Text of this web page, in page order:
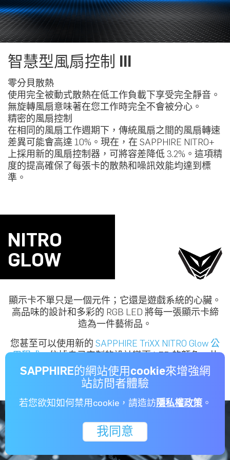
SAPPHIRE的網站使用cookie來增強網
站訪問者體驗
若您欲知如何禁用cookie，請造訪隱私權政策。
我同意
智慧型風扇控制 III
零分貝散熱
使用完全被動式散熱在低工作負載下享受完全靜音。
無旋轉風扇意味著在您工作時完全不會被分心。
精密的風扇控制
在相同的風扇工作週期下，傳統風扇之間的風扇轉速
差異可能會高達 10%。現在，在 SAPPHIRE NITRO+
上採用新的風扇控制器，可將容差降低 3.2%。這項精
度的提高確保了每張卡的散熱和噪訊效能均達到標
準。
NITRO
GLOW
顯示卡不單只是一個元件；它還是遊戲系統的心臟。
高品味的設計和多彩的 RGB LED 將每一張顯示卡締
造為一件藝術品。
您甚至可以使用新的 SAPPHIRE TriXX NITRO Glow 公
用程式，依據自己定制的設計變更 LED 的顏色。共
有五種不同的模式，包括風扇速度、GPU 溫度或多彩
彩虹模式。也可以關閉 LED。